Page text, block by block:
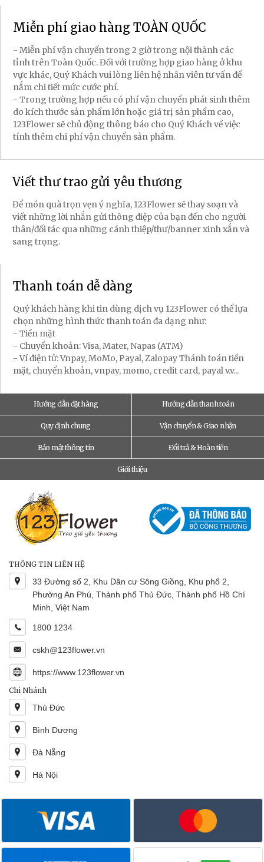
Miễn phí giao hàng TOÀN QUỐC
- Miễn phí vận chuyển trong 2 giờ trong nội thành các
tỉnh trên Toàn Quốc. Đối với trường hợp giao hàng ở khu
vực khác, Quý Khách vui lòng liên hệ nhân viên tư vấn để
nắm chi tiết mức cước phí.
- Trong trường hợp nếu có phí vận chuyển phát sinh thêm
do kích thước sản phẩm lớn hoặc giá trị sản phẩm cao,
123Flower sẽ chủ động thông báo cho Quý Khách về việc
tính thêm chi phí vận chuyển sản phẩm.
Viết thư trao gửi yêu thương
Để món quà trọn vẹn ý nghĩa, 123Flower sẽ thay soạn và
viết những lời nhắn gửi thông điệp của bạn đến cho người
thân/đối tác qua những cánh thiệp/thư/banner xinh xắn và
sang trọng.
Thanh toán dễ dàng
Quý khách hàng khi tin dùng dịch vụ 123Flower có thể lựa
chọn những hình thức thanh toán đa dạng như:
- Tiền mặt
- Chuyển khoản: Visa, Mater, Napas (ATM)
- Ví điện tử: Vnpay, MoMo, Payal, Zalopay Thánh toán tiền
mặt, chuyển khoản, vnpay, momo, credit card, payal v.v...
Hướng dẫn đặt hàng Hướng dẫn thanh toán
Quy định chung Vận chuyển & Giao nhận
Bảo mật thông tin Đổi trả & Hoàn tiền
Giới thiệu
THÔNG TIN LIÊN HỆ
33 Đường số 2, Khu Dân cư Sông Giồng, Khu phố 2,
Phường An Phú, Thành phố Thủ Đức, Thành phố Hồ Chí
Minh, Việt Nam
1800 1234
cskh@123flower.vn
https://www.123flower.vn
Chi Nhánh
Thủ Đức
Bình Dương
Đà Nẵng
Hà Nội